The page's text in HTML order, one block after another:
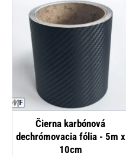
Čierna karbónová
dechrómovacia fólia - 5m x
10cm